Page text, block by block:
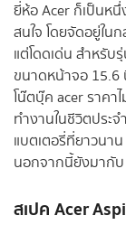
ยี่ห้อ Acer ก็เป็นหนึ่
สนใจ โดยจัดอยู่ใน
แต่โดดเด่น สำหรับ
ขนาดหน้าจอ 15.6
โน๊ตบุ๊ค acer ราคา
ทำงานในชีวิตประ
แบตเตอรี่ที่ยาวนา
นอกจากนี้ยังมากับ
สเปคAcer